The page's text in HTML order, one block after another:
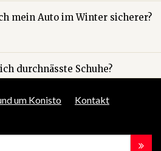
mein Auto im Winter sicherer?
durchnässte Schuhe?
um Konisto Kontakt